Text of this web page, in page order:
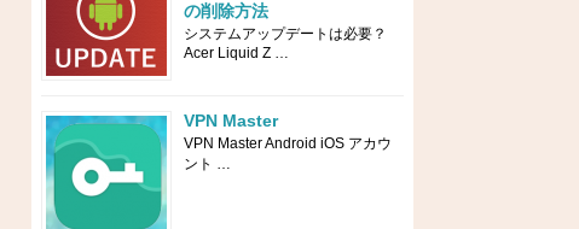
の削除方法
システムアップデートは必要？
Acer Liquid Z …
VPN Master
VPN Master Android iOS アカウ
ント …